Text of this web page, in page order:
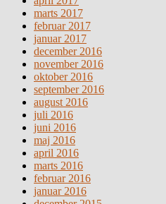
marts 2017
februar 2017
januar 2017
december 2016
november 2016
oktober 2016
september 2016
august 2016
juli 2016
juni 2016
maj 2016
april 2016
marts 2016
februar 2016
januar 2016